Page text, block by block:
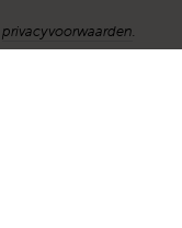
privacyvoorwaarden.